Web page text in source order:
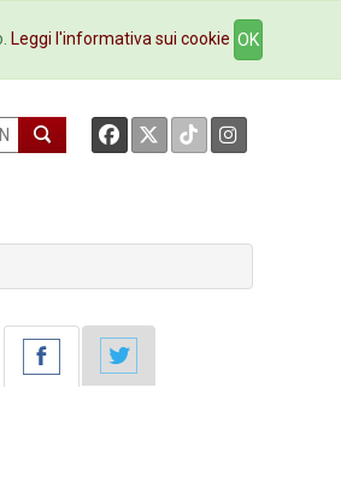
Contatti
Leggi l'informativa sui cookie OK